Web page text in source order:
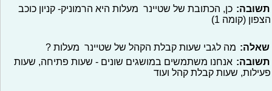
תשובה: כן, הכתובת של שטיינר מעלות היא הרמוניק- קניון כוכב
הצפון (קומה 1)
שאלה: מה לגבי שעות קבלת הקהל של שטיינר מעלות ?
תשובה: אנחנו משתמשים במושגים שונים - שעות פתיחה, שעות
פעילות, שעות קבלת קהל ועוד